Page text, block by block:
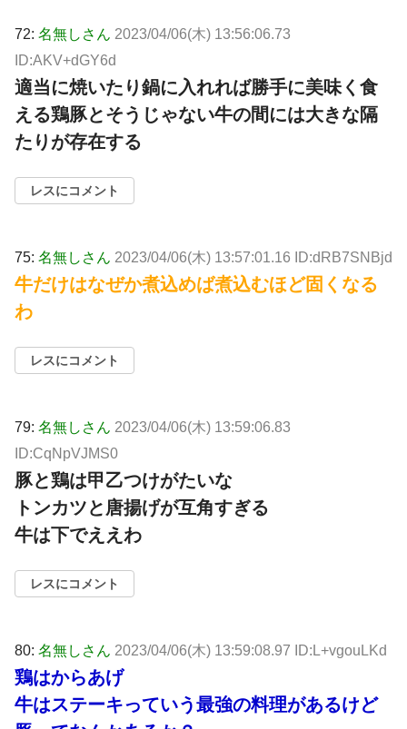
72: 名無しさん 2023/04/06(木) 13:56:06.73
ID:AKV+dGY6d
適当に焼いたり鍋に入れれば勝手に美味く食
える鶏豚とそうじゃない牛の間には大きな隔
たりが存在する
レスにコメント
75: 名無しさん 2023/04/06(木) 13:57:01.16 ID:dRB7SNBjd
牛だけはなぜか煮込めば煮込むほど固くなる
わ
レスにコメント
79: 名無しさん 2023/04/06(木) 13:59:06.83
ID:CqNpVJMS0
豚と鶏は甲乙つけがたいな
トンカツと唐揚げが互角すぎる
牛は下でええわ
レスにコメント
80: 名無しさん 2023/04/06(木) 13:59:08.97 ID:L+vgouLKd
鶏はからあげ
牛はステーキっていう最強の料理があるけど